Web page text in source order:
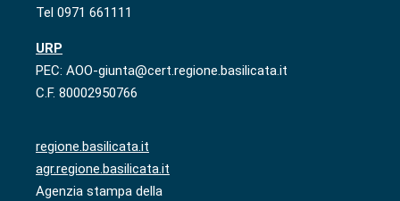
Tel 0971 661111
URP
PEC: AOO-giunta@cert.regione.basilicata.it
C.F. 80002950766
regione.basilicata.it
agr.regione.basilicata.it
Agenzia stampa della